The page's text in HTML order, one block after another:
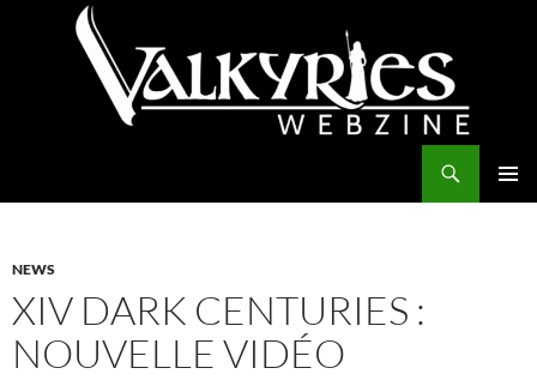
NEWS
XIV DARK CENTURIES :
NOUVELLE VIDÉO